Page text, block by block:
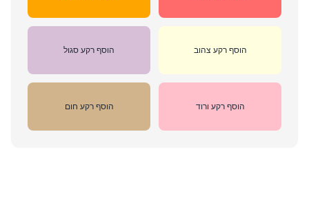
הוסף רקע סגול הוסף רקע צהוב
הוסף רקע חום הוסף רקע ורוד